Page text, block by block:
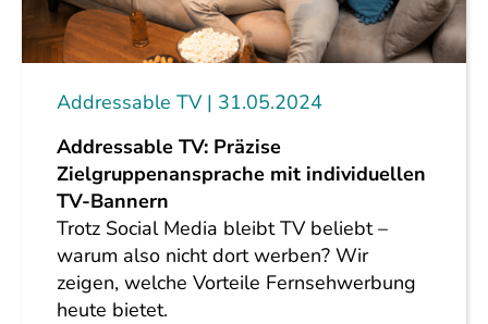
Addressable TV
31.05.2024
Addressable TV: Präzise
Zielgruppenansprache mit individuellen
TV-Bannern
Trotz Social Media bleibt TV beliebt –
warum also nicht dort werben? Wir
zeigen, welche Vorteile Fernsehwerbung
heute bietet.